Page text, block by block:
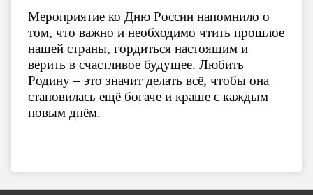
Мероприятие ко Дню России напомнило о
том, что важно и необходимо чтить прошлое
нашей страны, гордиться настоящим и
верить в счастливое будущее. Любить
Родину – это значит делать всё, чтобы она
становилась ещё богаче и краше с каждым
новым днём.